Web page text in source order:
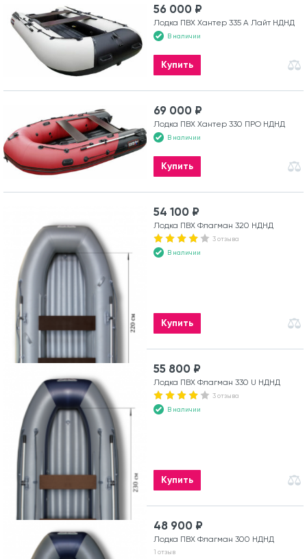
56 000 ₽
Лодка ПВХ Хантер 335 А Лайт НДНД
В наличии
Купить
69 000 ₽
Лодка ПВХ Хантер 330 ПРО НДНД
В наличии
Купить
54 100 ₽
Лодка ПВХ Флагман 320 НДНД
3 отзыва
В наличии
Купить
55 800 ₽
Лодка ПВХ Флагман 330 U НДНД
3 отзыва
В наличии
Купить
48 900 ₽
Лодка ПВХ Флагман 300 НДНД
1 отзыв